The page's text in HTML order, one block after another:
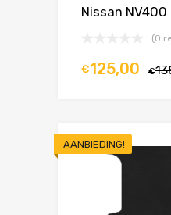
Nissan
(0
€
€125,00
AANBIEDING!